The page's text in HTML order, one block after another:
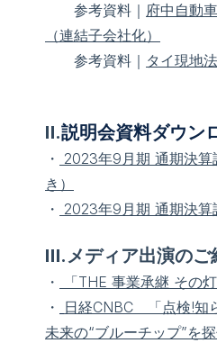
参考資料｜ 府中自動
（連結子会社化）
参考資料｜ タイ現地
Ⅱ.説明会資料ダウン
・ 2023年9月期 通期決
き）
・ 2023年9月期 通期決算
Ⅲ.メディア出演のご
・
「THE 事業承継 その
・
日経CNBC 「点検!知
未来の“ブルーチップ”を探